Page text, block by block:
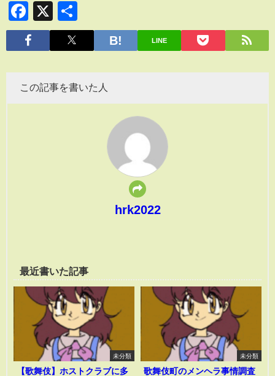
Facebook
X
有
LINE
この記事を書いた人
hrk2022
最近書いた記事
未分類
【歌舞伎】ホストクラブに多
未分類
歌舞伎町のメンヘラ事情調査